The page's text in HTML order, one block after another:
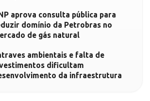
aprova consulta pública para
domínio da Petrobras no
de gás natural
ambientais e falta de
dificultam
da infraestrutura